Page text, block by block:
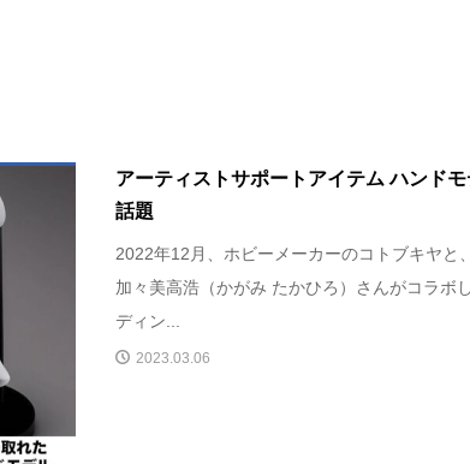
アーティストサポートアイテム ハンド
話題
2022年12月、ホビーメーカーのコトブキヤと
加々美高浩（かがみ たかひろ）さんがコラボ
ディン...
2023.03.06